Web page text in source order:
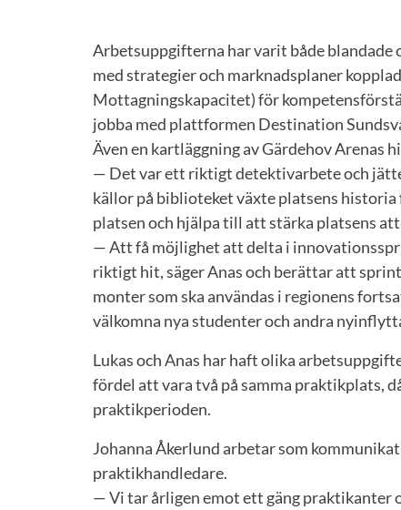
Arbetsuppgifterna har varit både blandade
med strategier och marknadsplaner
Mottagningskapacitet) för
jobba med plattformen Destination
Även en kartläggning av Gärdehov
— Det var ett riktigt detektivarbete och
källor på biblioteket växte platsens
platsen och hjälpa till att stärka platsens
— Att få möjlighet att delta i
riktigt hit, säger Anas och berättar att
monter som ska användas i regionens
välkomna nya studenter och andra
Lukas och Anas har haft olika
fördel att vara två på samma praktikplats,
praktikperioden.
Johanna Åkerlund arbetar som
praktikhandledare.
— Vi tar årligen emot ett gäng praktikanter